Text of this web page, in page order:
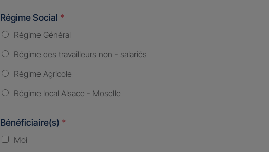
Régime Social *
Régime Général
Régime des travailleurs non - salariés
Régime Agricole
Régime local Alsace - Moselle
Bénéficiaire(s) *
Moi